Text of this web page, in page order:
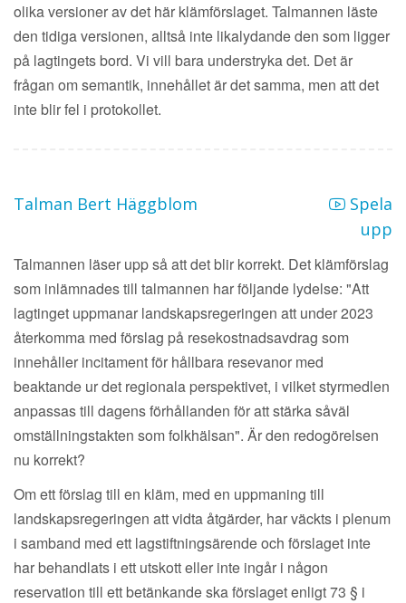
olika versioner av det här klämförslaget. Talmannen läste
den tidiga versionen, alltså inte likalydande den som ligger
på lagtingets bord. Vi vill bara understryka det. Det är
frågan om semantik, innehållet är det samma, men att det
inte blir fel i protokollet.
Talman Bert Häggblom
Spela
upp
Talmannen läser upp så att det blir korrekt. Det klämförslag
som inlämnades till talmannen har följande lydelse: "Att
lagtinget uppmanar landskapsregeringen att under 2023
återkomma med förslag på resekostnadsavdrag som
innehåller incitament för hållbara resevanor med
beaktande ur det regionala perspektivet, i vilket styrmedlen
anpassas till dagens förhållanden för att stärka såväl
omställningstakten som folkhälsan". Är den redogörelsen
nu korrekt?
Om ett förslag till en kläm, med en uppmaning till
landskapsregeringen att vidta åtgärder, har väckts i plenum
i samband med ett lagstiftningsärende och förslaget inte
har behandlats i ett utskott eller inte ingår i någon
reservation till ett betänkande ska förslaget enligt 73 § i